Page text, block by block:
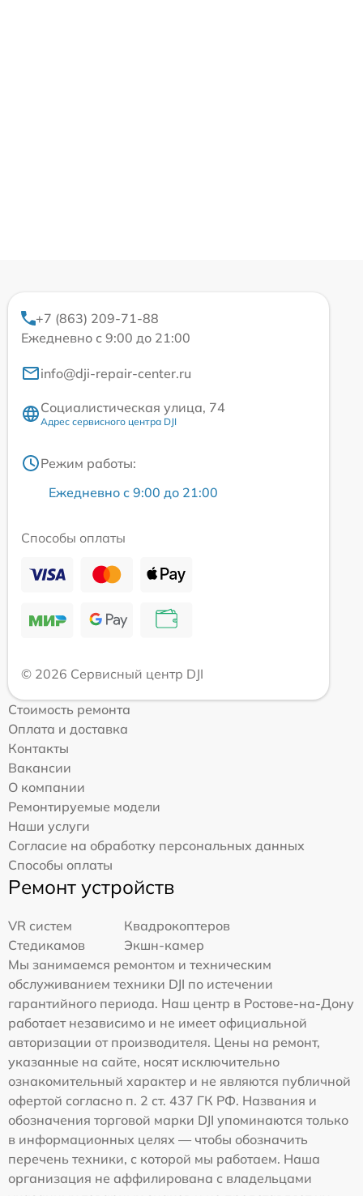
+7 (863) 209-71-88
Ежедневно с 9:00 до 21:00
info@dji-repair-center.ru
Социалистическая улица, 74
Адрес сервисного центра DJI
Режим работы:
Ежедневно с 9:00 до 21:00
Способы оплаты
© 2026 Сервисный центр DJI
Стоимость ремонта
Оплата и доставка
Контакты
Вакансии
О компании
Ремонтируемые модели
Наши услуги
Согласие на обработку персональных данных
Способы оплаты
Ремонт устройств
VR систем
Квадрокоптеров
Стедикамов
Экшн-камер
Мы занимаемся ремонтом и техническим
обслуживанием техники DJI по истечении
гарантийного периода. Наш центр в Ростове-на-Дону
работает независимо и не имеет официальной
авторизации от производителя. Цены на ремонт,
указанные на сайте, носят исключительно
ознакомительный характер и не являются публичной
офертой согласно п. 2 ст. 437 ГК РФ. Названия и
обозначения торговой марки DJI упоминаются только
в информационных целях — чтобы обозначить
перечень техники, с которой мы работаем. Наша
организация не аффилирована с владельцами